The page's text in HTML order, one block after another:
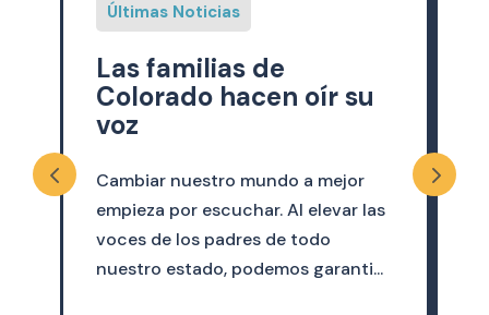
Últimas Noticias
No cuadra: datos
provisionales de
matemáticas de todas
de Denver
El poder es la capacidad de actuar
y hacer valer el poder: para actuar